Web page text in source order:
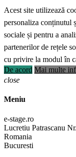
Acest site utilizează
personaliza conținutul
sociale și pentru a
partenerilor de rețele
cu privire la modul în
De acord Mai multe
close
Meniu
e-stage.ro
Lucretiu Patrascanu
Romania
Bucuresti